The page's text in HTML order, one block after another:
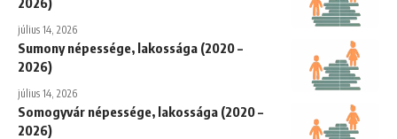
július 14, 2026
Sumony népessége, lakossága (2020 –
2026)
július 14, 2026
Somogyvár népessége, lakossága (2020 –
2026)